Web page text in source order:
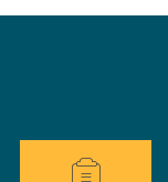
immediata ?
Hai bisogno di